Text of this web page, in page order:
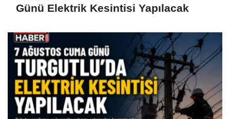
Günü Elektrik Kesintisi Yapılacak